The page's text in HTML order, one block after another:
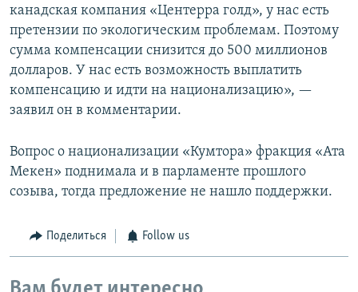
канадская компания «Центерра голд», у нас есть
претензии по экологическим проблемам. Поэтому
сумма компенсации снизится до 500 миллионов
долларов. У нас есть возможность выплатить
компенсацию и идти на национализацию», —
заявил он в комментарии.
Вопрос о национализации «Кумтора» фракция «Ата
Мекен» поднимала и в парламенте прошлого
созыва, тогда предложение не нашло поддержки.
Поделиться Follow us